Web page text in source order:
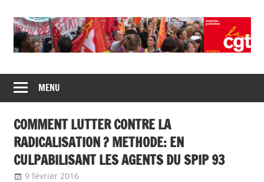
content
CGT
insertion
probation
de
syndicats
CGT
insertion
probation
MENU
COMMENT LUTTER CONTRE LA
RADICALISATION ? METHODE: EN
CULPABILISANT LES AGENTS DU SPIP 93
9 février 2016